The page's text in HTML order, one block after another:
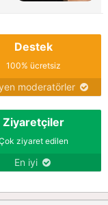
Destek
100% ücretsiz
moderatörler
Ziyaretçiler
ziyaret edilen
En iyi